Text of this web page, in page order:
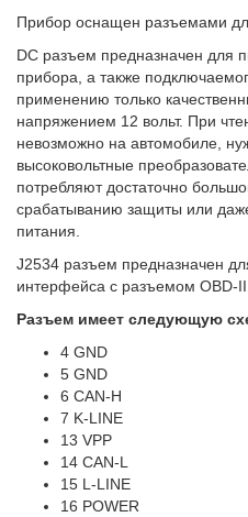
Прибор оснащен разъемами
DC разъем предназначен для
прибора, а также
применению только
напряжением 12 вольт. При
невозможно на автомобиле,
высоковольтные
потребляют достаточно
срабатыванию защиты или
питания.
J2534 разъем предназначен
интерфейса с разъемом OBD-
Разъем имеет следующую
4 GND
5 GND
6 CAN-H
7 K-LINE
13 VPP
14 CAN-L
15 L-LINE
16 POWER